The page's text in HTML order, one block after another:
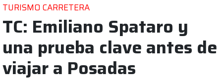
TURISMO CARRETERA
TC: Emiliano Spataro y
una prueba clave antes de
viajar a Posadas